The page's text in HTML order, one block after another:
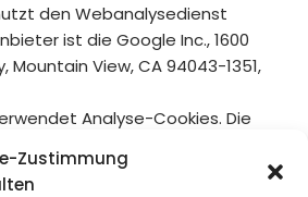
Zustimmung
den Webanalysedienst
ist die Google Inc., 1600
Mountain View, CA 94043-1351,
Analyse-Cookies. Die
werden in der Regel an